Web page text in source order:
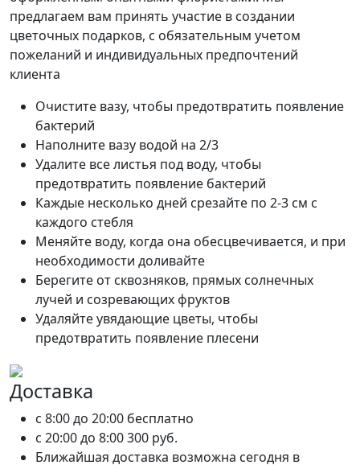
предлагаем вам принять участие в создании
цветочных подарков, с обязательным учетом
пожеланий и индивидуальных предпочтений
клиента
Очистите вазу, чтобы предотвратить появление
бактерий
Наполните вазу водой на 2/3
Удалите все листья под воду, чтобы
предотвратить появление бактерий
Каждые несколько дней срезайте по 2-3 см с
каждого стебля
Меняйте воду, когда она обесцвечивается, и при
необходимости доливайте
Берегите от сквозняков, прямых солнечных
лучей и созревающих фруктов
Удаляйте увядающие цветы, чтобы
предотвратить появление плесени
Доставка
c 8:00 до 20:00 бесплатно
c 20:00 до 8:00300 руб.
Ближайшая доставка возможна сегодня в